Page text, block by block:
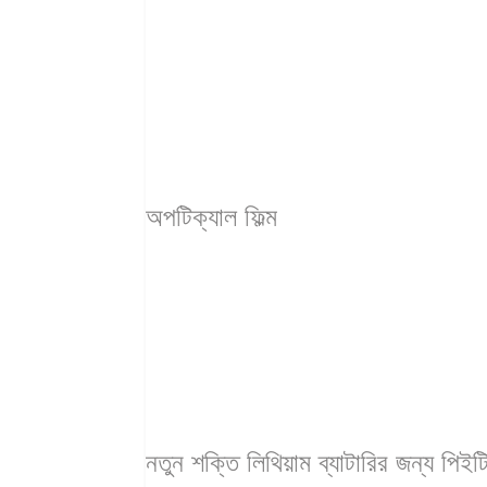
অপটিক্যাল ফিল্ম
নতুন শক্তি লিথিয়াম ব্যাটারির জন্য